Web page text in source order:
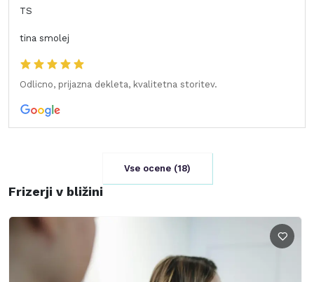
TS
tina smolej
Odlicno, prijazna dekleta, kvalitetna storitev.
Vse ocene (18)
Frizerji v bližini